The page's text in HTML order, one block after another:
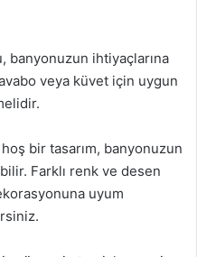
ihtiyaçlarına
veya küvet için uygun
bir tasarım, banyonuzun
Farklı renk ve desen
uyum